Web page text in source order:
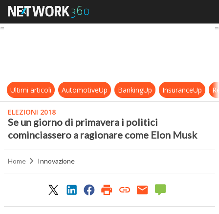
Se un giorno di primavera i politici
Ultimi articoli AutomotiveUp BankingUp InsuranceUp
ELEZIONI 2018
Se un giorno di primavera i politici
cominciassero a ragionare come Elon Musk
Home Innovazione